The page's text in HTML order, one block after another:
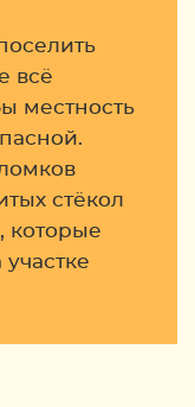
всё
местность
стёкол
которые